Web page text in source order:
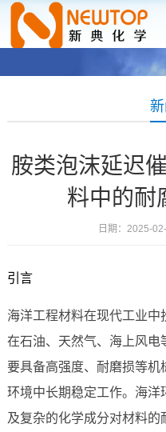
胺类泡沫延迟
料中的耐
日期：2025-
引言
海洋工程材料在现代工业
在石油、天然气、海上风电
要具备高强度、耐磨损等
环境中长期稳定工作。海洋
及复杂的化学成分对材料